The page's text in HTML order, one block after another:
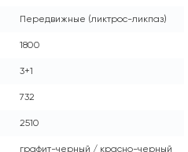
Передвижные (ликтрос-ликпаз)
1800
3+1
732
2510
графит-черный / красно-черный